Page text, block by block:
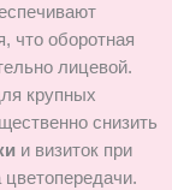
что оборотная
лицевой.
крупных
снизить
и визиток при